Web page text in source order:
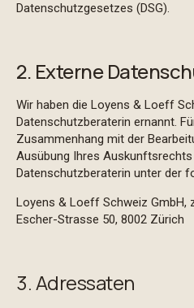
Datenschutzgesetzes (DSG).
2. Externe
Wir haben die Loyens & Loeff
Datenschutzberaterin ernannt.
Zusammenhang mit der
Ausübung Ihres
Datenschutzberaterin unter der
Loyens & Loeff Schweiz GmbH,
Escher-Strasse 50, 8002 Zürich
3. Adressaten